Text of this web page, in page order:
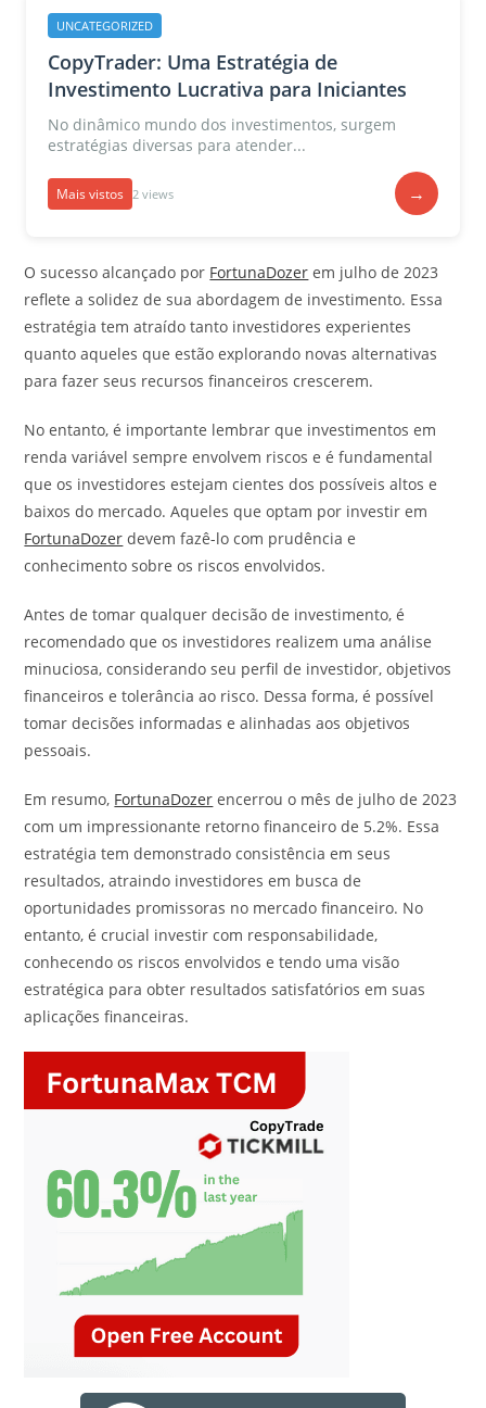
UNCATEGORIZED
CopyTrader: Uma Estratégia de
Investimento Lucrativa para Iniciantes
No dinâmico mundo dos investimentos, surgem
estratégias diversas para atender...
Mais vistos 2 views →
O sucesso alcançado por FortunaDozer em julho de 2023
reflete a solidez de sua abordagem de investimento. Essa
estratégia tem atraído tanto investidores experientes
quanto aqueles que estão explorando novas alternativas
para fazer seus recursos financeiros crescerem.
No entanto, é importante lembrar que investimentos em
renda variável sempre envolvem riscos e é fundamental
que os investidores estejam cientes dos possíveis altos e
baixos do mercado. Aqueles que optam por investir em
FortunaDozer devem fazê-lo com prudência e
conhecimento sobre os riscos envolvidos.
Antes de tomar qualquer decisão de investimento, é
recomendado que os investidores realizem uma análise
minuciosa, considerando seu perfil de investidor, objetivos
financeiros e tolerância ao risco. Dessa forma, é possível
tomar decisões informadas e alinhadas aos objetivos
pessoais.
Em resumo, FortunaDozer encerrou o mês de julho de 2023
com um impressionante retorno financeiro de 5.2%. Essa
estratégia tem demonstrado consistência em seus
resultados, atraindo investidores em busca de
oportunidades promissoras no mercado financeiro. No
entanto, é crucial investir com responsabilidade,
conhecendo os riscos envolvidos e tendo uma visão
estratégica para obter resultados satisfatórios em suas
aplicações financeiras.